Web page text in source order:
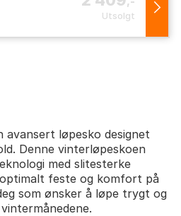
Utsolgt
avansert løpesko designet
Denne vinterløpeskoen
med slitesterke
feste og komfort på
som ønsker å løpe trygt og